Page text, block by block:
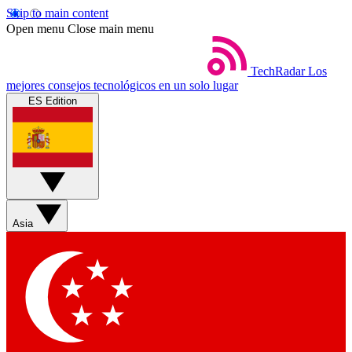
Skip to main content
Open menu Close main menu
TechRadar Los
mejores consejos tecnológicos en un solo lugar
ES Edition
Asia